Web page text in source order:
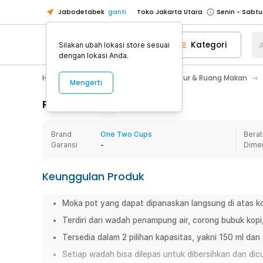
Jabodetabek ganti Toko Jakarta Utara
Toko Tangerang
Toko Cikupa
Pick n Go Jakarta Barat
Senin -
Pick n Go Bekasi
Senin - Jumat
Senin - Jumat
Senin -
Toko Jakarta Barat
Senin -
Toko Tangerang
Pick n Go Jakarta Barat
Senin -
Pick n Go Bekasi
Senin - Jumat
Pick n Go Depok
Senin - Jumat
Kategori
Home Appliance Perlengkapan Dapur & Ruang Makan
Rincian Produk
Brand
One Two Cups
Garansi
-
Keunggulan Produk
Moka pot yang dapat dipanaskan langsung di atas
Terdiri dari wadah penampung air, corong bubuk
Tersedia dalam 2 pilihan kapasitas, yakni 150 ml dan
Setiap wadah bisa dilepas untuk dibersihkan dan
Silakan ubah lokasi store sesuai
dengan lokasi Anda.
Mengerti